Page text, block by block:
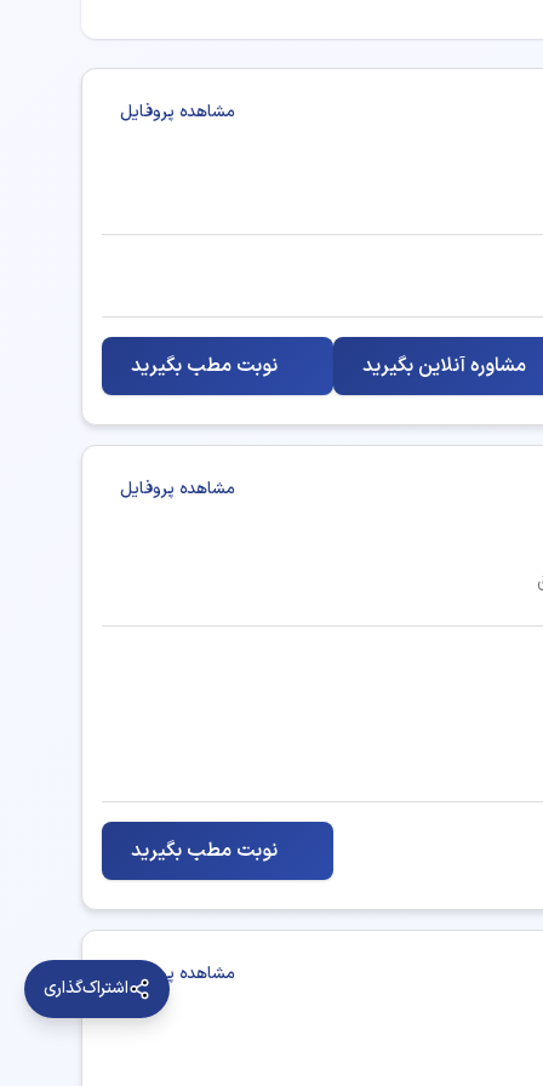
ارائه دهند:
لاغری موضعی (اندرمولوژی)
پوست، مو (عمومی)
مشاهده پروفایل
نوبت مطب بگیرید مشاوره آنلاین بگیرید
مشاهده پروفایل
نوبت مطب بگیرید
مشاهده پروفایل
اشتراک‌گذاری